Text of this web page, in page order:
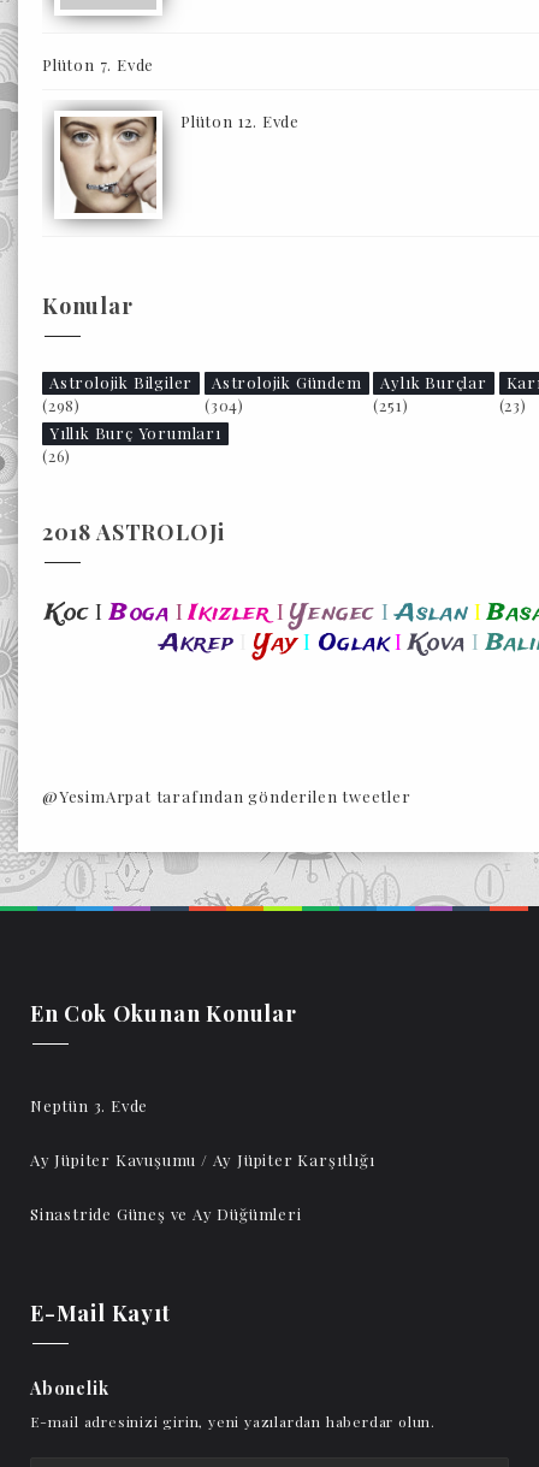
Plüton 7. Evde
Plüton 12. Evde
Konular
Astrolojik Bilgiler
(298)
Astrolojik Gündem
(304)
Aylık Burçlar
(251)
(23)
Yıllık Burç Yorumları
(26)
2018 ASTROLOJi
Koc I Boga I Ikizler I Yengec I Aslan I
Akrep
Yay I Oglak I Kova I
@YesimArpat tarafından gönderilen tweetler
En Cok Okunan Konular
Neptün 3. Evde
Ay Jüpiter Kavuşumu / Ay Jüpiter Karşıtlığı
Sinastride Güneş ve Ay Düğümleri
E-Mail Kayıt
Abonelik
E-mail adresinizi girin, yeni yazılardan haberdar olun.